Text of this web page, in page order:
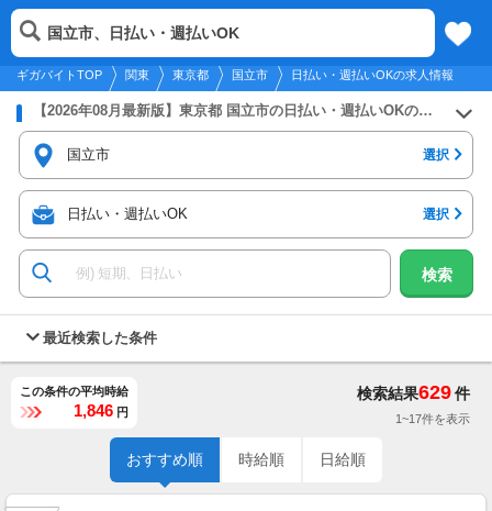
2026年8月9日更新
関東
メニュー
ギガバイトTOP 関東 東京都 国立市 日払い・週払いOKの求人情報
国立市、日払い・週払いOK
【2026年08月最新版】東京都 国立市の日払い・週払いOKのバイト・アルバイト・パートの求人募集情報
国立市 選択
日払い・週払いOK 選択
検索
最近検索した条件
この条件の平均時給
1,846 円
検索結果629件
1~17件を表示
おすすめ順 時給順 日給順